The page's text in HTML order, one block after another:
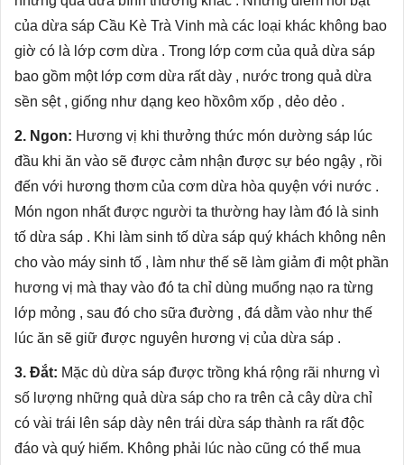
của dừa sáp Cầu Kè Trà Vinh mà các loại khác không bao
giờ có là lớp cơm dừa . Trong lớp cơm của quả dừa sáp
bao gồm một lớp cơm dừa rất dày , nước trong quả dừa
sền sệt , giống như dạng keo hồxôm xốp , dẻo dẻo .
2. Ngon: Hương vị khi thưởng thức món dường sáp lúc
đầu khi ăn vào sẽ được cảm nhận được sự béo ngậy , rồi
đến với hương thơm của cơm dừa hòa quyện với nước .
Món ngon nhất được người ta thường hay làm đó là sinh
tố dừa sáp . Khi làm sinh tố dừa sáp quý khách không nên
cho vào máy sinh tố , làm như thế sẽ làm giảm đi một phần
hương vị mà thay vào đó ta chỉ dùng muổng nạo ra từng
lớp mỏng , sau đó cho sữa đường , đá dằm vào như thế
lúc ăn sẽ giữ được nguyên hương vị của dừa sáp .
3. Đắt: Mặc dù dừa sáp được trồng khá rộng rãi nhưng vì
số lượng những quả dừa sáp cho ra trên cả cây dừa chỉ
có vài trái lên sáp dày nên trái dừa sáp thành ra rất độc
đáo và quý hiếm. Không phải lúc nào cũng có thể mua